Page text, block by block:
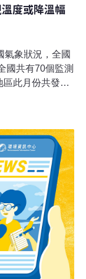
度或降溫幅
氣象狀況，全國
國共有70個監測
此月份共發生
2℃，其中，浙
日降溫事件，主
等地，其中天津
寧（14.6℃）
高相伴隨的是
毫米，較常年
出現5次沙塵天
年同期平均值